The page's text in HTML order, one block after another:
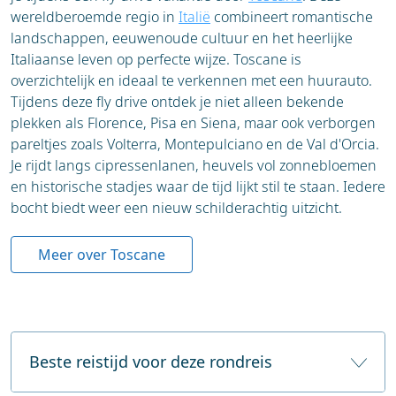
fantastisch uitzicht over de lagunes.
Dag 3: Olhão en Ria Formosa Natuurpark
Vandaag verken je de authentieke vissersstad
Olhão en het adembenemende natuurpark Ria
Formosa.
Highlight: Maak een boottocht door het
natuurgebied met zijn eilanden, zandbanken en
flamingo’s. Perfect voor natuurliefhebbers en
rustzoekers.
Rijd via het levendige marktstadje Loulé naar het
historische Silves.
wereldberoemde regio in Italië combineert romantische
landschappen, eeuwenoude cultuur en het heerlijke
Italiaanse leven op perfecte wijze. Toscane is
overzichtelijk en ideaal te verkennen met een huurauto.
Tijdens deze fly drive ontdek je niet alleen bekende
plekken als Florence, Pisa en Siena, maar ook verborgen
pareltjes zoals Volterra, Montepulciano en de Val d'Orcia.
Je rijdt langs cipressenlanen, heuvels vol zonnebloemen
en historische stadjes waar de tijd lijkt stil te staan. Iedere
bocht biedt weer een nieuw schilderachtig uitzicht.
Meer over Toscane
Beste reistijd voor deze rondreis